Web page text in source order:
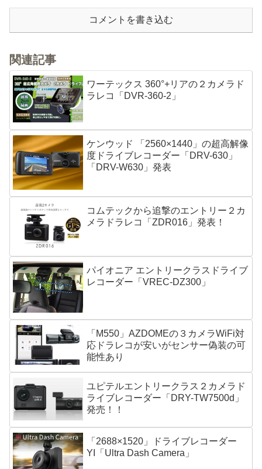
コメントを書き込む
関連記事
ワーテックス 360°+リアの２カメラド
ラレコ「DVR-360-2」
ケンウッド 「2560×1440」の超高解像
度ドライブレコーダー「DRV-630」
「DRV-W630」発表
コムテックから追撃のエントリー２カ
メラドラレコ「ZDR016」発表！
パイオニア エントリークラスドライブ
レコーダー「VREC-DZ300」
「M550」AZDOMEの３カメラWiFi対
応ドラレコが安いがセンサー偽装の可
能性あり
ユピテルエントリークラス２カメラド
ライブレコーダー「DRY-TW7500d」
発売！！
「2688×1520」ドライブレコーダー
YI「Ultra Dash Camera」